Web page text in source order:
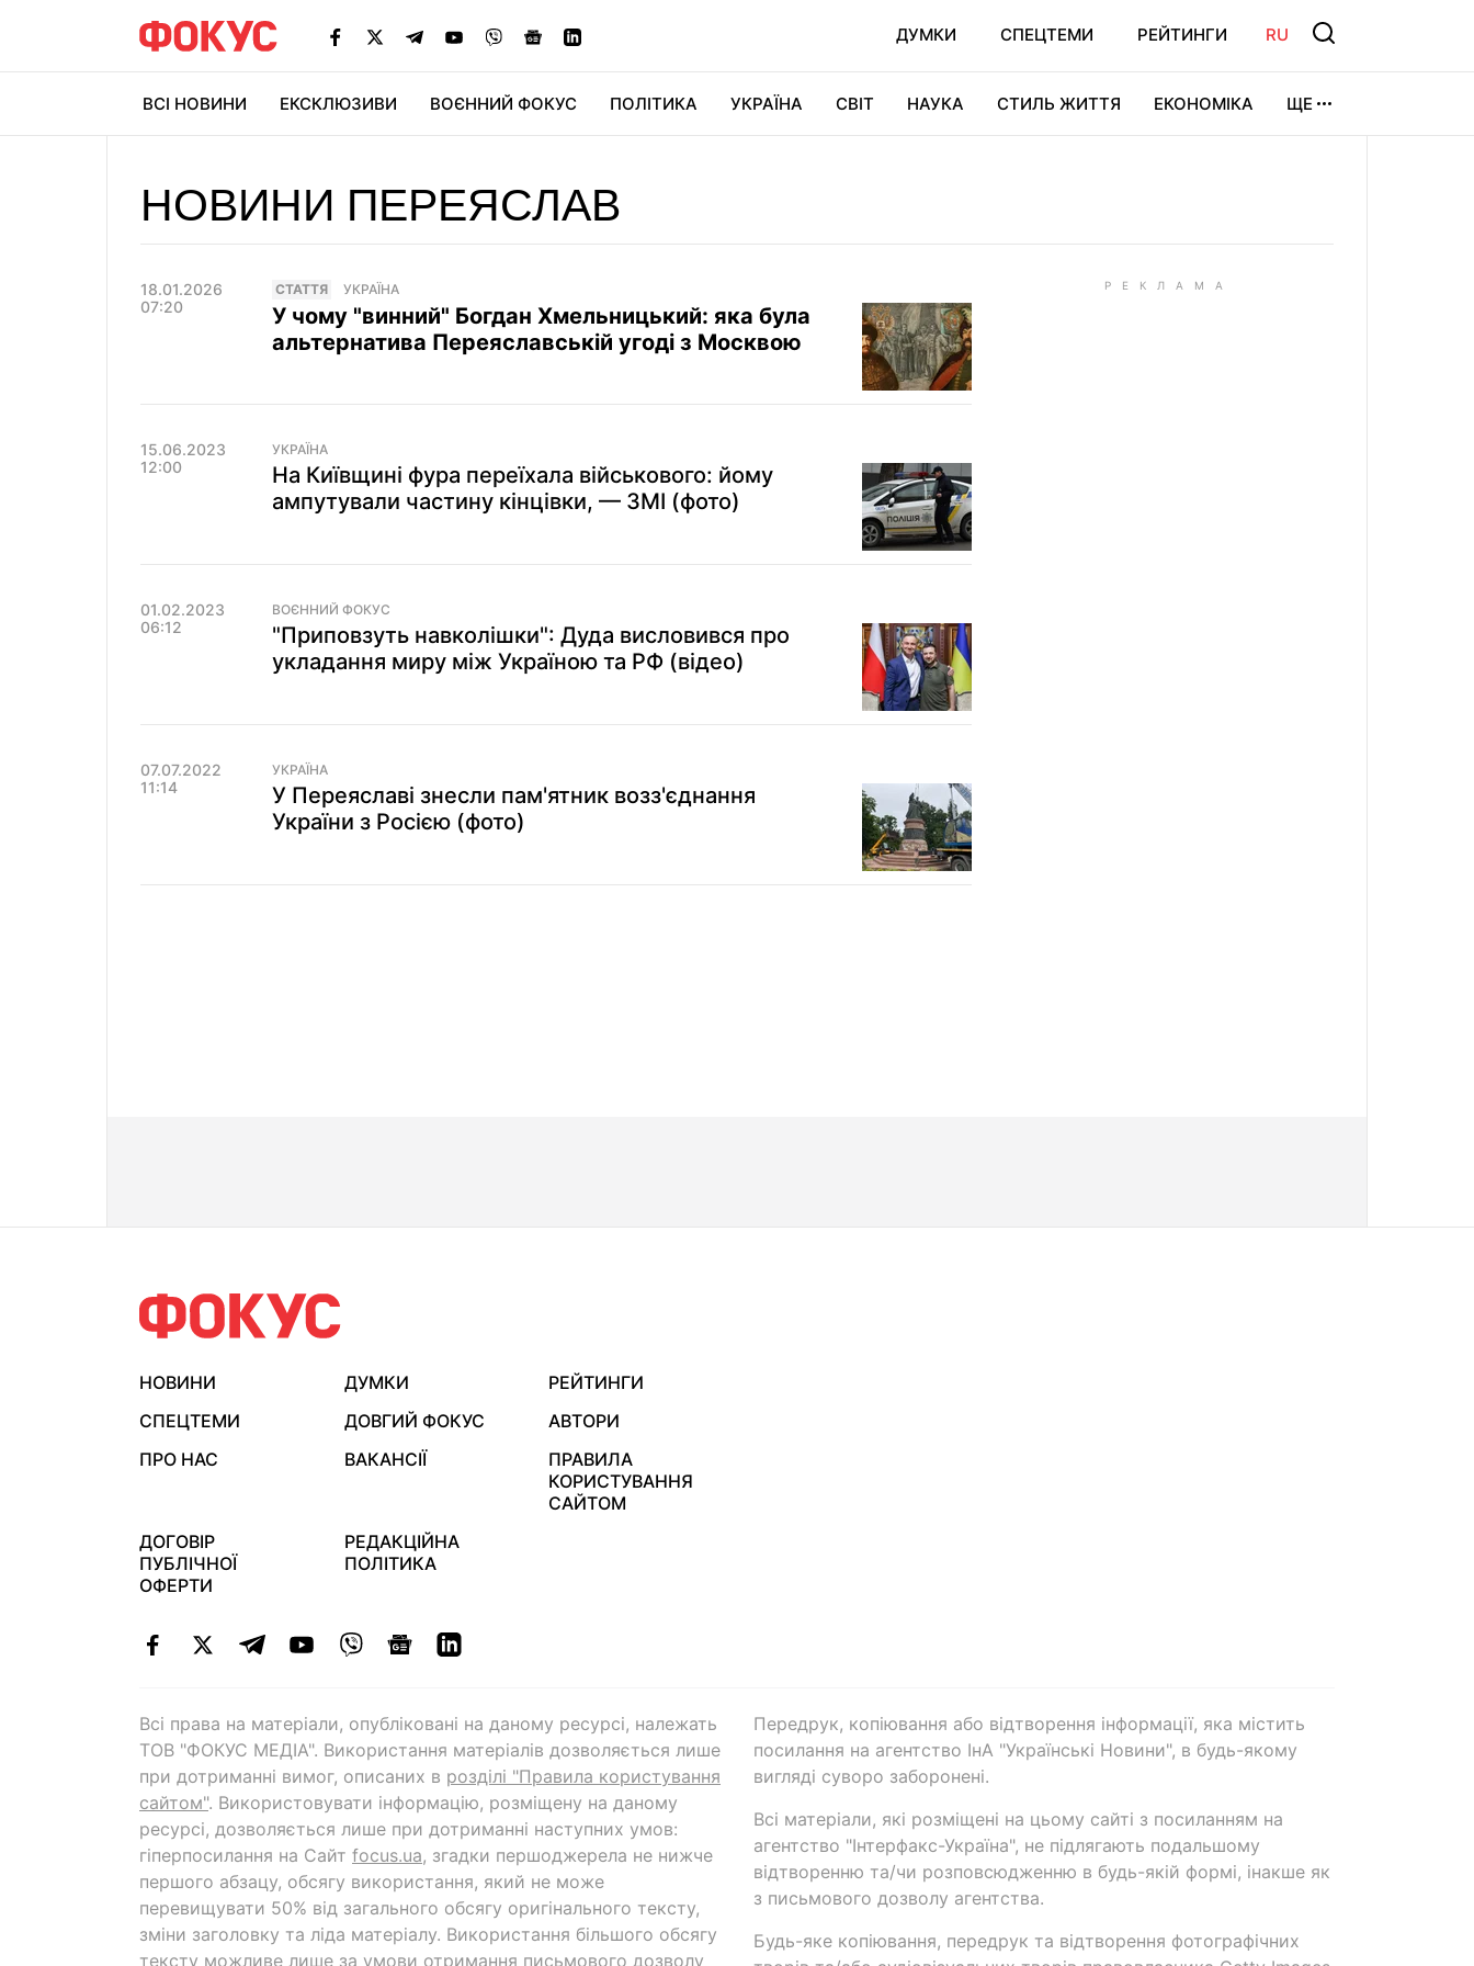
ДУМКИ СПЕЦТЕМИ РЕЙТИНГИ RU
ВСІ НОВИНИ ЕКСКЛЮЗИВИ ВОЄННИЙ ФОКУС ПОЛІТИКА УКРАЇНА СВІТ НАУКА СТИЛЬ ЖИТТЯ ЕКОНОМІКА ЩЕ
НОВИНИ ПЕРЕЯСЛАВ
18.01.2026
07:20
СТАТТЯ УКРАЇНА
У чому "винний" Богдан Хмельницький: яка була
альтернатива Переяславській угоді з Москвою
15.06.2023
12:00
УКРАЇНА
На Київщині фура переїхала військового: йому
ампутували частину кінцівки, — ЗМІ (фото)
01.02.2023
06:12
ВОЄННИЙ ФОКУС
"Приповзуть навколішки": Дуда висловився про
укладання миру між Україною та РФ (відео)
07.07.2022
11:14
УКРАЇНА
У Переяславі знесли пам'ятник возз'єднання
України з Росією (фото)
НОВИНИ ДУМКИ
РЕЙТИНГИ
СПЕЦТЕМИ
ДОВГИЙ ФОКУС
АВТОРИ
ПРО НАС
ВАКАНСІЇ
ПРАВИЛА
КОРИСТУВАННЯ
САЙТОМ
ДОГОВІР
ПУБЛІЧНОЇ
ОФЕРТИ
РЕДАКЦІЙНА
ПОЛІТИКА
Всі права на матеріали, опубліковані на даному ресурсі, належать
ТОВ "ФОКУС МЕДІА". Використання матеріалів дозволяється лише
при дотриманні вимог, описаних в розділі "Правила користування
сайтом". Використовувати інформацію, розміщену на даному
ресурсі, дозволяється лише при дотриманні наступних умов:
гіперпосилання на Cайт focus.ua, згадки першоджерела не нижче
першого абзацу, обсягу використання, який не може
перевищувати 50% від загального обсягу оригінального тексту,
зміни заголовку та ліда матеріалу. Використання більшого обсягу
тексту можливе лише за умови отримання письмового дозволу
Передрук, копіювання або відтворення інформації, яка містить
посилання на агентство ІнА "Українські Новини", в будь-якому
вигляді суворо заборонені.
Всі матеріали, які розміщені на цьому сайті з посиланням на
агентство "Інтерфакс-Україна", не підлягають подальшому
відтворенню та/чи розповсюдженню в будь-якій формі, інакше як
з письмового дозволу агентства.
Будь-яке копіювання, передрук та відтворення фотографічних